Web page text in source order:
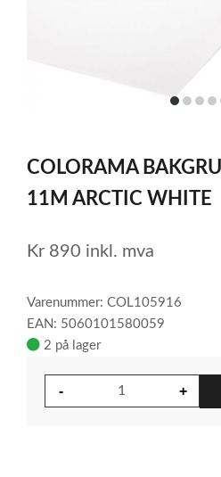
itemitemitem
of
5
COLORAMA
11M ARCTIC WHITE
Kr 890 inkl. mva
Varenummer: COL105916
EAN: 5060101580059
2 på lager